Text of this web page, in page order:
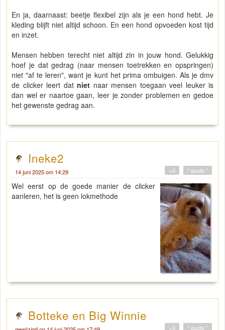
En ja, daarnaast: beetje flexibel zijn als je een hond hebt. Je
kleding blijft niet altijd schoon. En een hond opvoeden kost tijd
en inzet.
Mensen hebben terecht niet altijd zin in jouw hond. Gelukkig
hoef je dat gedrag (naar mensen toetrekken en opspringen)
niet "af te leren", want je kunt het prima ombuigen. Als je dmv
de clicker leert dat niet naar mensen toegaan veel leuker is
dan wel er naartoe gaan, leer je zonder problemen en gedoe
het gewenste gedrag aan.
Ineke2
14 juni 2025 om 14:29 " quote "
+0
Wel eerst op de goede manier de clicker
aanleren, het is geen lokmethode
Botteke en Big Winnie
" quote "
+0